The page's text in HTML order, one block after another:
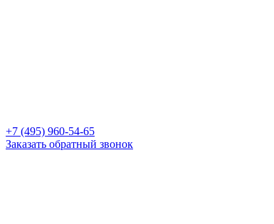
+7 (495) 960-54-65
Заказать обратный звонок